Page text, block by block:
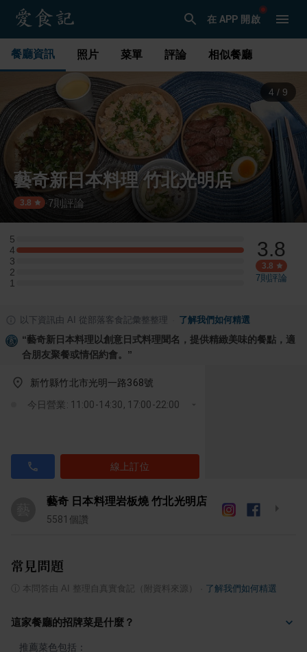
在 APP 開啟
餐廳資訊 照片 菜單 評論 相似餐廳
5 / 9
藝奇新日本料理 竹北光明店
3.8 ·7則評論
5
5 星：0 則評論
4
4 星：2 則評論
3
3 星：0 則評論
2
2 星：0 則評論
1
1 星：0 則評論
3.8
3.8
7則評論
以下資訊由 AI 從部落客食記彙整整理 了解我們如何精選
“藝奇新日本料理以創意日式料理聞名，提供精緻美味的餐點，適
合朋友聚餐或情侶約會。 ”
新竹縣竹北市光明一路368號
今日營業: 11:00-14:30, 17:00-22:00
線上訂位
藝奇 日本料理岩板燒 竹北光明店
5581 個讚
常見問題
本問答由 AI 整理自真實食記（附資料來源） 了解我們如何精選
這家餐廳的招牌菜是什麼？